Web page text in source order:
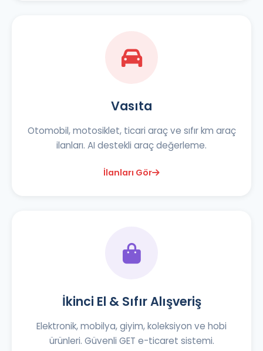
Vasıta
Otomobil, motosiklet, ticari araç ve sıfır km araç
ilanları. AI destekli araç değerleme.
İlanları Gör
İkinci El & Sıfır Alışveriş
Elektronik, mobilya, giyim, koleksiyon ve hobi
ürünleri. Güvenli GET e-ticaret sistemi.